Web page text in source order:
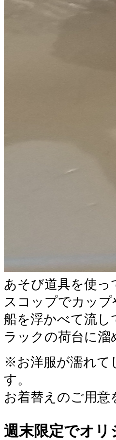
あそび道具を使
スコップでカッ
船を浮かべて流
ラックの荷台に
※お洋服が濡れて
す。
お着替えのご用
週末限定でオ